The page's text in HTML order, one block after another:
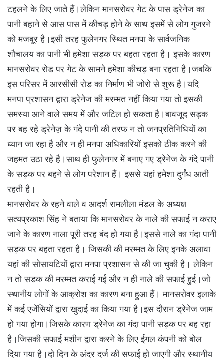
टहलने के लिए जाते हैं।लेकिन मानसरोवर गेट के पास ड्रेनेज का
पानी बहाने से आस पास में कीचड़ होने के साथ इसमें से लोग गुजरने
को मजबूर है।इसी तरह फुलेनगर स्थित मनपा के सार्वजनिक
शौचालय का पानी भी हमेशा सड़क पर बहता रहता है। इसके कारण
मानसरोवर रोड पर गेट के सामने हमेशा कीचड़ बना रहता है।जबकि
इस परिसर में आरसीसी रोड का निर्माण भी जोरो से शुरू है।यदि
मनपा प्रशासन द्वारा ड्रेनेज की मरम्मत नहीं किया गया तो इसकी
समस्या आने वाले समय में और जटिल हो सकता है।बावजूद सड़क
पर बह रहे ड्रेनेज़ के गंदे पानी की तरफ न तो जनप्रतिनिधियों का
ध्यान जा रहा है और न ही मनपा अधिकारियों इसको ठीक करने की
जहमत उठा रहे है।साथ ही फुलेनगर में बनाए गए ड्रेनेज के गंदे पानी
के सड़क पर बहने से लोग परेशान हैं। इससे यहां हमेशा दुर्गंध आती
रहती है।
मानसरोवर के रहने वाले व आदर्श रामलीला मंडल के अध्यक्ष
सत्यप्रकाश सिंह ने बताया कि मानसरोवर के नाले की सफाई न कराए
जाने के कारण नाला पूरी तरह बंद हो गया है।इससे नाले का गंदा पानी
सड़क पर बहता रहता है। जिसकी की मरम्मत के लिए इनके अलावा
यहां की सोसायटियों द्वारा मनपा प्रशासन से की जा चुकी है। लेकिन
न तो सडक की मरम्मत कराई गई और न ही नाले की सफाई हुई।जो
स्थानीय लोगों के आक्रोश का कारण बना हुआ हैं। मानसरोवर इलाके
में कई एजेंसियों द्वारा खुदाई का किया गया है।इस दौरान ड्रेनेज जाम
हो गया होगा।जिसके कारण ड्रेनेज का गंदा पानी सड़क पर बह रहा
है।जिसकी सफाई मशीन द्वारा करने के लिए ईगल कंपनी को बोल
दिया गया है।दो दिन के अंदर दर्ज की सफाई हो जाएगी और स्थानीय